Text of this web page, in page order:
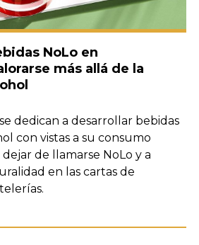
NoLo en
más allá de la
dedican a desarrollar bebidas
con vistas a su consumo
de llamarse NoLo y a
en las cartas de